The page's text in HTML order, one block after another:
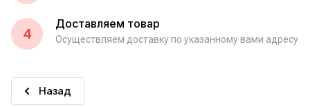
4
Доставляем товар
Осуществляем доставку по указанному вами адресу
Назад